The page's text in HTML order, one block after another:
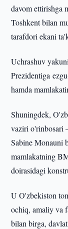
davom ettirishga
Toshkent bilan
tarafdori ekani
Uchrashuv
Prezidentiga
hamda
Shuningdek,
vaziri o'rinbosari
Sabine Monauni
mamlakatning
doirasidagi
U O'zbekiston
ochiq, amaliy va
bilan birga,